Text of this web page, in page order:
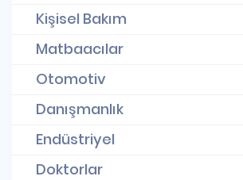
Kişisel Bakım
Matbaacılar
Otomotiv
Danışmanlık
Endüstriyel
Doktorlar